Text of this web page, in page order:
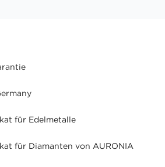
für Edelmetalle
für Diamanten von AURONIA